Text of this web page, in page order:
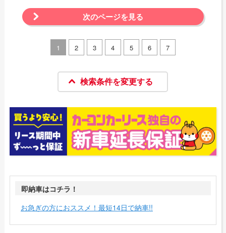
次のページを見る
1 2 3 4 5 6 7
検索条件を変更する
即納車はコチラ！
お急ぎの方におススメ！最短14日で納車!!